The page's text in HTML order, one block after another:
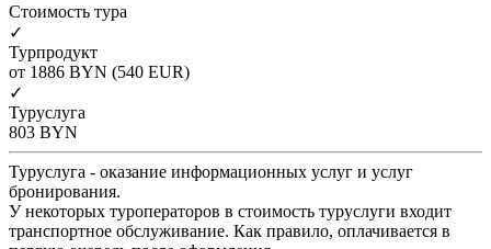
Cтоимость тура
✓
Турпродукт
от 1886 BYN (540 EUR)
✓
Туруслуга
803 BYN
Туруслуга - оказание информационных услуг и услуг
бронирования.
У некоторых туроператоров в стоимость туруслуги входит
транспортное обслуживание. Как правило, оплачивается в